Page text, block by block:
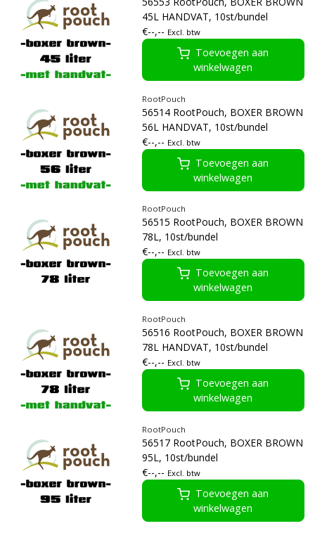
45L HANDVAT, 10st/bundel
€--,-- Excl. btw
Toevoegen aan
winkelwagen
RootPouch
56514 RootPouch, BOXER BROWN
56L HANDVAT, 10st/bundel
€--,-- Excl. btw
Toevoegen aan
winkelwagen
RootPouch
56515 RootPouch, BOXER BROWN
78L, 10st/bundel
€--,-- Excl. btw
Toevoegen aan
winkelwagen
RootPouch
56516 RootPouch, BOXER BROWN
78L HANDVAT, 10st/bundel
€--,-- Excl. btw
Toevoegen aan
winkelwagen
RootPouch
56517 RootPouch, BOXER BROWN
95L, 10st/bundel
€--,-- Excl. btw
Toevoegen aan
winkelwagen